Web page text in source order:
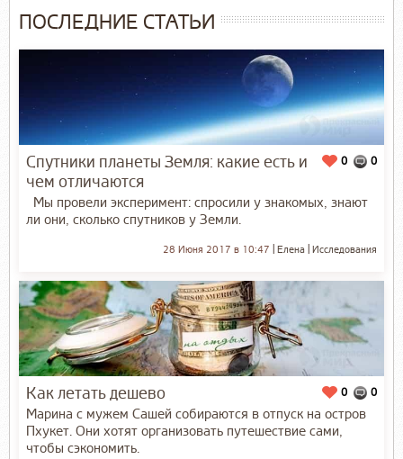
ПОСЛЕДНИЕ СТАТЬИ
0
0
Спутники планеты Земля: какие есть и
чем отличаются
Мы провели эксперимент: спросили у знакомых, знают
ли они, сколько спутников у Земли.
Исследования
Елена
28 Июня 2017 в 10:47
0
0
Как летать дешево
Марина с мужем Сашей собираются в отпуск на остров
Пхукет. Они хотят организовать путешествие сами,
чтобы сэкономить.